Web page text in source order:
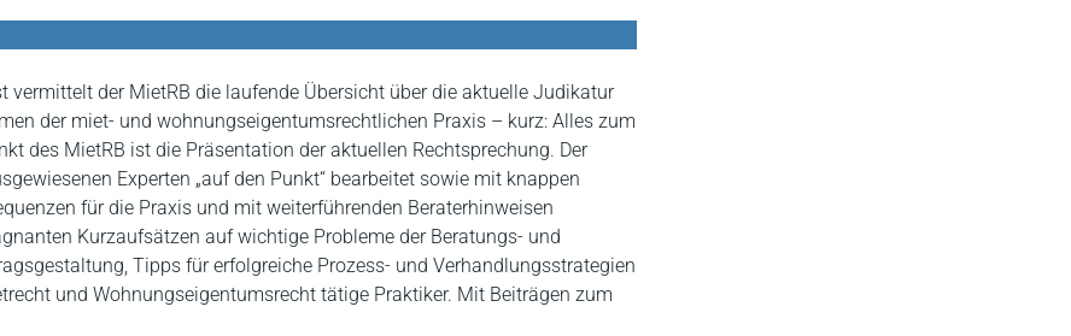
der MietRB die laufende Übersicht über die aktuelle Judikatur
der miet- und wohnungseigentumsrechtlichen Praxis – kurz: Alles zum
des MietRB ist die Präsentation der aktuellen Rechtsprechung. Der
Experten „auf den Punkt“ bearbeitet sowie mit knappen
für die Praxis und mit weiterführenden Beraterhinweisen
Kurzaufsätzen auf wichtige Probleme der Beratungs- und
Tipps für erfolgreiche Prozess- und Verhandlungsstrategien
und Wohnungseigentumsrecht tätige Praktiker. Mit Beiträgen zum